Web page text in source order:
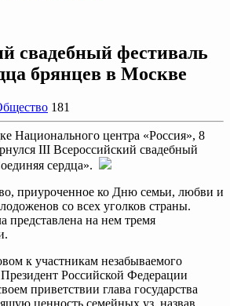
свадебный фестиваль
брянцев в Москве
181
Национального центра «Россия», 8
III Всероссийский свадебный
сердца».
приуроченное ко Дню семьи, любви и
со всех уголков страны.
представлена на нем тремя
к участникам незабываемого
Российской Федерации
приветствии глава государства
ценность семейных уз, назвав